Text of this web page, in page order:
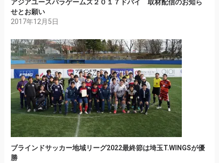
アジアユースパラゲームズ２０１７ドバイ 取材配信のお知ら
せとお願い
2017年12月5日
ブラインドサッカー地域リーグ2022最終節は埼玉T.WINGSが優
勝